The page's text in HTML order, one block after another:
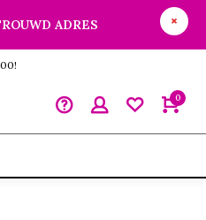
ADRES
0